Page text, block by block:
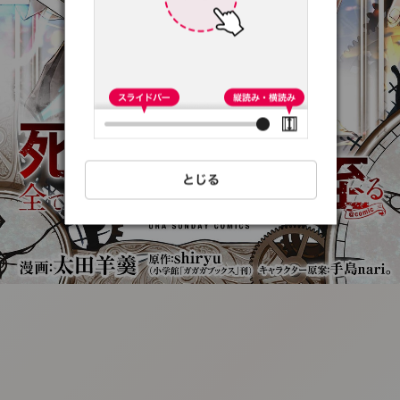
:692.15.692.99:t-
vnqp.lunrzsdszk.vn.oi